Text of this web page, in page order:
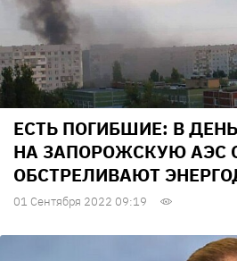
ЕСТЬ ПОГИБШИЕ: В
НА ЗАПОРОЖСКУЮ АЭС
ОБСТРЕЛИВАЮТ
01 Сентября 2022 09:19